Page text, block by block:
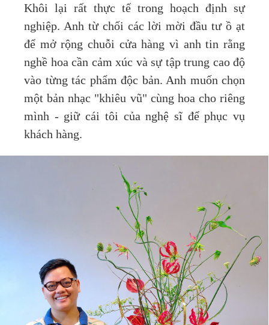
Khôi lại rất thực tế trong hoạch định sự
nghiệp. Anh từ chối các lời mời đầu tư ồ ạt
để mở rộng chuỗi cửa hàng vì anh tin rằng
nghề hoa cần cảm xúc và sự tập trung cao độ
vào từng tác phẩm độc bản. Anh muốn chọn
một bản nhạc "khiêu vũ" cùng hoa cho riêng
mình - giữ cái tôi của nghệ sĩ để phục vụ
khách hàng.